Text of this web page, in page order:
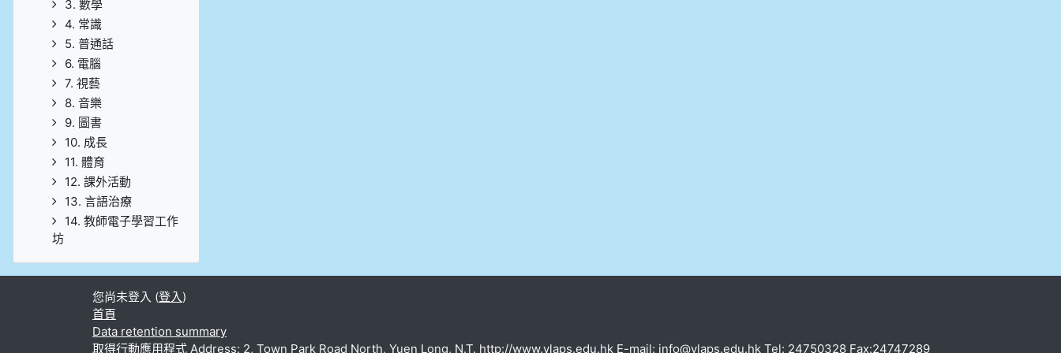
3. 數學
4. 常識
5. 普通話
6. 電腦
7. 視藝
8. 音樂
9. 圖書
10. 成長
11. 體育
12. 課外活動
13. 言語治療
14. 教師電子學習工作
坊
您尚未登入 (登入)
首頁
Data retention summary
取得行動應用程式 Address: 2, Town Park Road North, Yuen Long, N.T. http://www.ylaps.edu.hk E-mail: info@ylaps.edu.hk Tel: 24750328 Fax:24747289